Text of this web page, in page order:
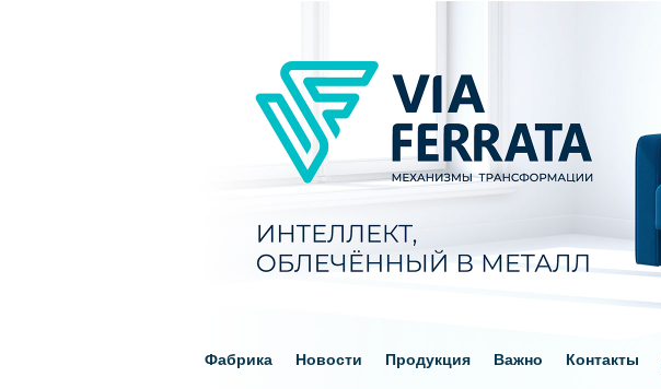
Фабрика Новости Продукция Важно Контакты